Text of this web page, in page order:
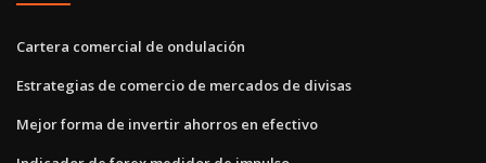
Cartera comercial de ondulación
Estrategias de comercio de mercados de divisas
Mejor forma de invertir ahorros en efectivo